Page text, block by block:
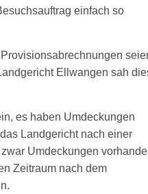
einfach so
Ellwangen sah
es haben Umdeckungen
Landgericht nach einer
Umdeckungen
Zeitraum nach dem